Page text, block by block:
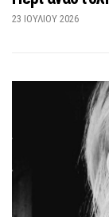
23 ΙΟΥΛΊΟΥ 2026